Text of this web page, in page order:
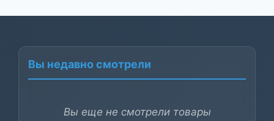
Вы недавно смотрели
Вы еще не смотрели товары